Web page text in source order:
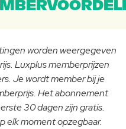
worden weergegeven
Luxplus memberprijzen
Je wordt member bij je
Het abonnement
30 dagen zijn gratis.
elk moment opzegbaar.